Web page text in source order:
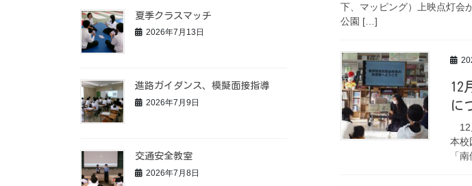
下、マッピング）上映点灯会
公園 […]
12
に
12
本校
「
夏季クラスマッチ
2026年7月13日
進路ガイダンス、模擬面接指導
2026年7月9日
交通安全教室
2026年7月8日